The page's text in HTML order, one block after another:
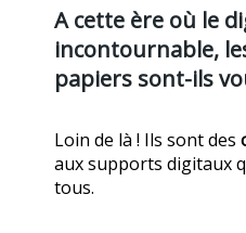
A cette ère où le
incontournable,
papiers sont-ils
Loin de là ! Ils sont des
aux supports digitaux
tous.